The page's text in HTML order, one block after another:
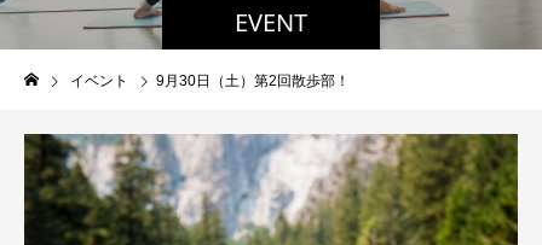
EVENT
イベント 9月30日（土）第2回散歩部！